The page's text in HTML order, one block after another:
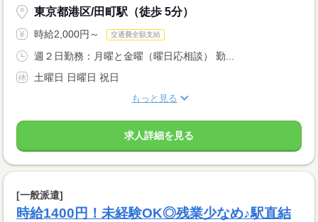
東京都港区/田町駅（徒歩 5分）
時給2,000円～ 交通費全額支給
週２日勤務：月曜と金曜（曜日応相談） 勤...
土曜日 日曜日 祝日
もっと見る
求人詳細を見る
[一般派遣]
時給1400円！未経験OK◎残業少なめ♪駅直結